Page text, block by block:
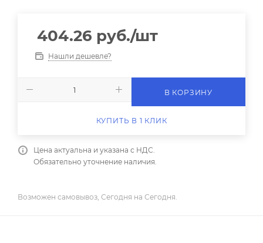
404.26 руб./шт
Нашли дешевле?
В КОРЗИНУ
КУПИТЬ В 1 КЛИК
Цена актуальна и указана с НДС.
Обязательно уточнение наличия.
Возможен самовывоз, Сегодня на Сегодня.